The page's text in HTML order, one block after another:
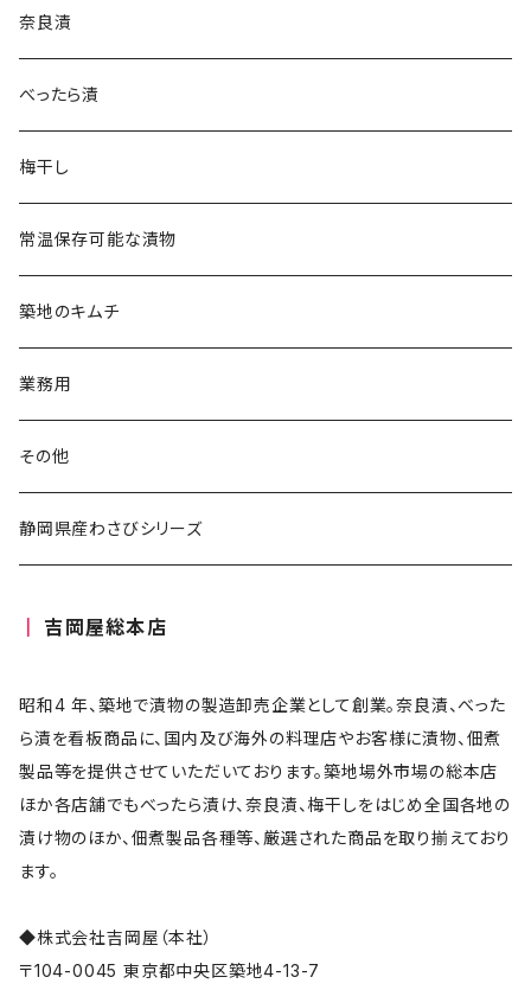
奈良漬
べったら漬
梅干し
常温保存可能な漬物
築地のキムチ
業務用
その他
静岡県産わさびシリーズ
吉岡屋総本店
昭和4 年、築地で漬物の製造卸売企業として創業。奈良漬、べった
ら漬を看板商品に、国内及び海外の料理店やお客様に漬物、佃煮
製品等を提供させていただいております。築地場外市場の総本店
ほか各店舗でもべったら漬け、奈良漬、梅干しをはじめ全国各地の
漬け物のほか、佃煮製品各種等、厳選された商品を取り揃えており
ます。
◆株式会社吉岡屋（本社）
〒104-0045 東京都中央区築地4-13-7